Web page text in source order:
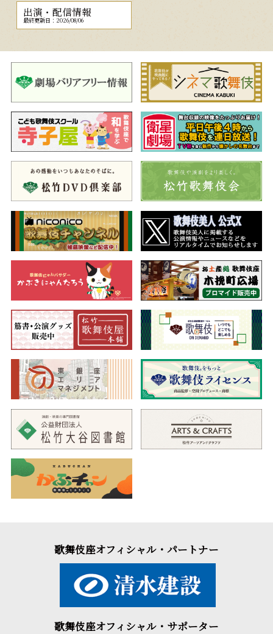
出演・配信情報
最終更新日：2026/08/06
歌舞伎座オフィシャル・パートナー
歌舞伎座オフィシャル・サポーター